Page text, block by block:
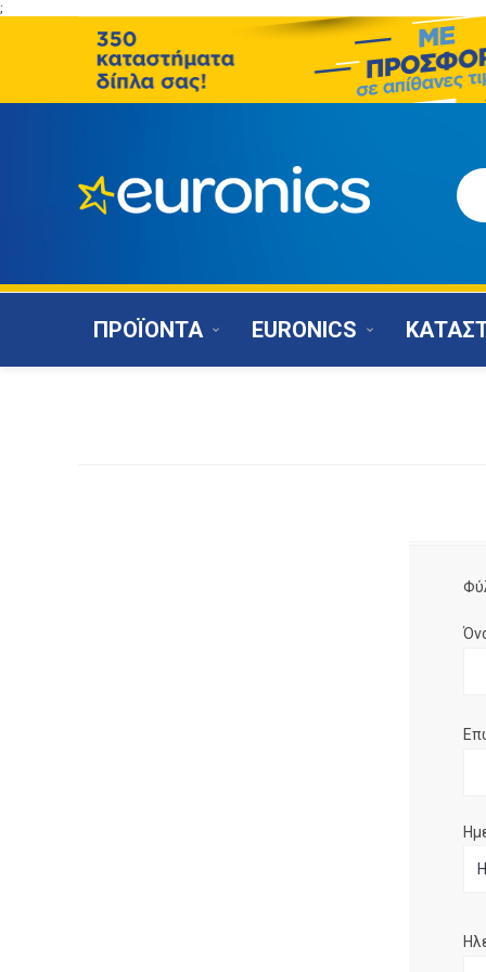
;
ΠΡΟΪΟΝΤΑ EURONICS